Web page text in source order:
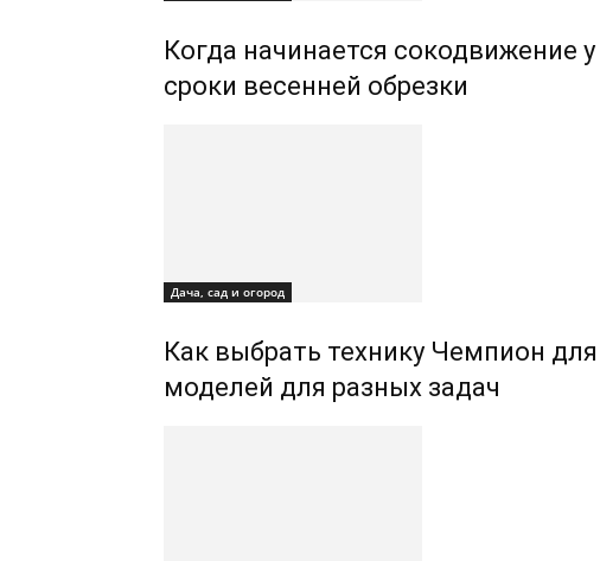
Когда начинается сокодвижение
сроки весенней обрезки
Дача, сад и огород
Как выбрать технику Чемпион
моделей для разных задач